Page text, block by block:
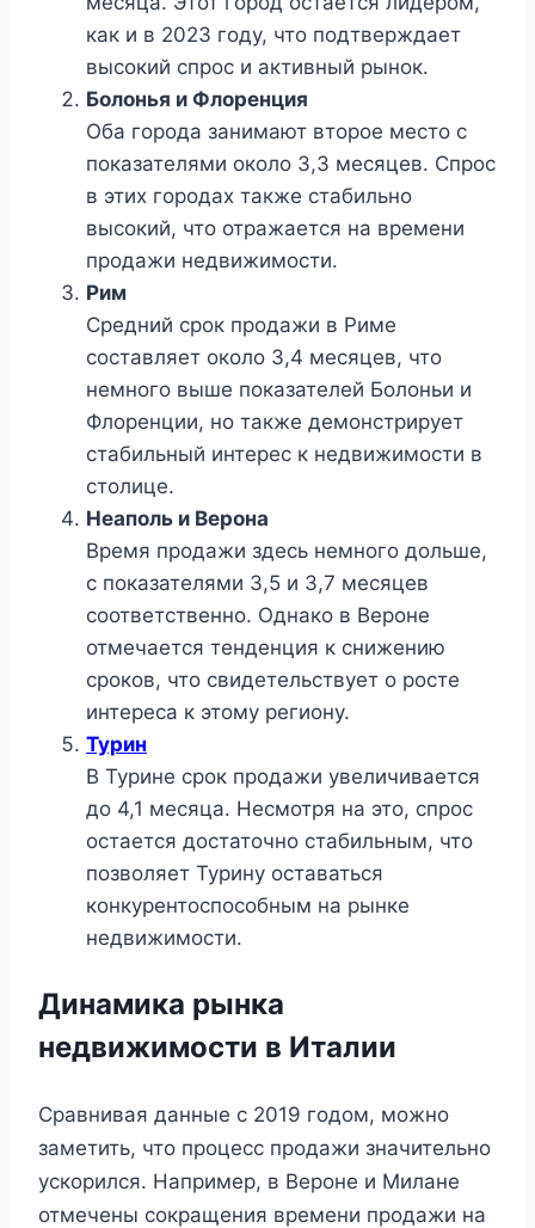
как и в 2023 году, что подтверждает
высокий спрос и активный рынок.
Болонья и Флоренция
Оба города занимают второе место с
показателями около 3,3 месяцев. Спрос
в этих городах также стабильно
высокий, что отражается на времени
продажи недвижимости.
Рим
Средний срок продажи в Риме
составляет около 3,4 месяцев, что
немного выше показателей Болоньи и
Флоренции, но также демонстрирует
стабильный интерес к недвижимости в
столице.
Неаполь и Верона
Время продажи здесь немного дольше,
с показателями 3,5 и 3,7 месяцев
соответственно. Однако в Вероне
отмечается тенденция к снижению
сроков, что свидетельствует о росте
интереса к этому региону.
Турин
В Турине срок продажи увеличивается
до 4,1 месяца. Несмотря на это, спрос
остается достаточно стабильным, что
позволяет Турину оставаться
конкурентоспособным на рынке
недвижимости.
Динамика рынка
недвижимости в Италии
Сравнивая данные с 2019 годом, можно
заметить, что процесс продажи значительно
ускорился. Например, в Вероне и Милане
отмечены сокращения времени продажи на